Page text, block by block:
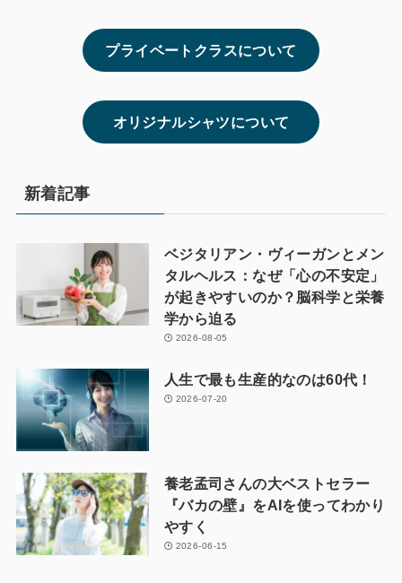
プライベートクラスについて
オリジナルシャツについて
新着記事
ベジタリアン・ヴィーガンとメン
タルヘルス：なぜ「心の不安定」
が起きやすいのか？脳科学と栄養
学から迫る
2026-08-05
人生で最も生産的なのは60代！
2026-07-20
養老孟司さんの大ベストセラー
『バカの壁』をAIを使ってわかり
やすく
2026-06-15